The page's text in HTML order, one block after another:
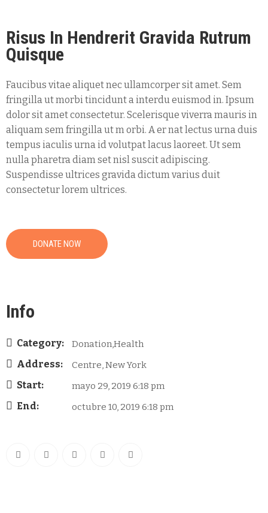
Risus In Hendrerit Gravida Rutrum
Quisque
Faucibus vitae aliquet nec ullamcorper sit amet. Sem
fringilla ut morbi tincidunt a interdu euismod in. Ipsum
dolor sit amet consectetur. Scelerisque viverra mauris in
aliquam sem fringilla ut m orbi. A er nat lectus urna duis
tempus iaculis urna id volutpat lacus laoreet. Ut sem
nulla pharetra diam set nisl suscit adipiscing.
Suspendisse ultrices gravida dictum varius duit
consectetur lorem ultrices.
DONATE NOW
Info
Category: Donation,Health
Address: Centre, New York
Start: mayo 29, 2019 6:18 pm
End: octubre 10, 2019 6:18 pm